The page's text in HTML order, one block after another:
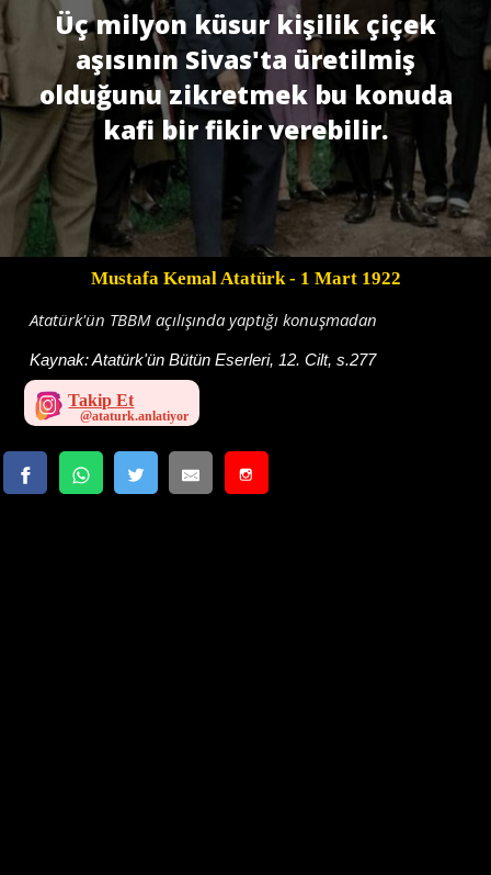
Üç milyon küsur kişilik çiçek
aşısının Sivas'ta üretilmiş
olduğunu zikretmek bu konuda
kafi bir fikir verebilir.
Mustafa Kemal Atatürk- 1 Mart 1922
Atatürk'ün TBBM açılışında yaptığı konuşmadan
Kaynak:Atatürk'ün Bütün Eserleri, 12. Cilt, s.277
Takip Et